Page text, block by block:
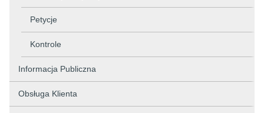
Petycje
Kontrole
Informacja Publiczna
Obsługa Klienta